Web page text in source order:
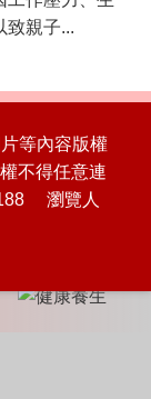
致親子...
等內容版權
不得任意連
瀏覽人